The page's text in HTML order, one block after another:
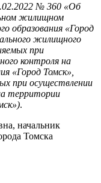
№ 360 «Об
жилищном
образования «Город
жилищного
при
контроля на
«Город Томск»,
при осуществлении
территории
.
начальник
Томска